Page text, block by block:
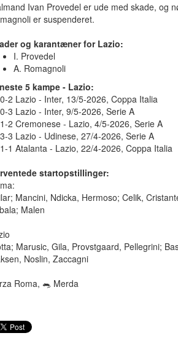
Ivan Provedel er ude med skade, og
er suspenderet.
og karantæner for Lazio:
I. Provedel
A. Romagnoli
5 kampe - Lazio:
2 Lazio - Inter, 13/5-2026, Coppa Italia
3 Lazio - Inter, 9/5-2026, Serie A
2 Cremonese - Lazio, 4/5-2026, Serie A
3 Lazio - Udinese, 27/4-2026, Serie A
1 Atalanta - Lazio, 22/4-2026, Coppa Italia
startopstillinger:
Mancini, Ndicka, Hermoso; Celik,
Malen
Marusic, Gila, Provstgaard, Pellegrini;
Noslin, Zaccagni
Roma, 🐀 Merda